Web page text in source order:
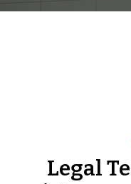
Legal